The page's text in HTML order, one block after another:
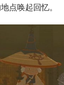
点唤起回忆。